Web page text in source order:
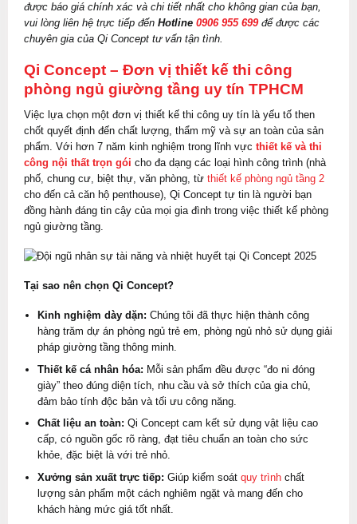
được báo giá chính xác và chi tiết nhất cho không gian của bạn,
vui lòng liên hệ trực tiếp đến Hotline 0906 955 699để được các
chuyên gia của Qi Concept tư vấn tận tình.
Qi Concept – Đơn vị thiết kế thi công
phòng ngủ giường tầng uy tín TPHCM
Việc lựa chọn một đơn vị thiết kế thi công uy tín là yếu tố then
chốt quyết định đến chất lượng, thẩm mỹ và sự an toàn của sản
phẩm. Với hơn 7 năm kinh nghiệm trong lĩnh vực thiết kế và thi
công nội thất trọn gói cho đa dạng các loại hình công trình (nhà
phố, chung cư, biệt thự, văn phòng, từ thiết kế phòng ngủ tầng 2
cho đến cả căn hộ penthouse), Qi Concept tự tin là người bạn
đồng hành đáng tin cậy của mọi gia đình trong việc thiết kế phòng
ngủ giường tầng.
Tại sao nên chọn Qi Concept?
Kinh nghiệm dày dặn: Chúng tôi đã thực hiện thành công
hàng trăm dự án phòng ngủ trẻ em, phòng ngủ nhỏ sử dụng giải
pháp giường tầng thông minh.
Thiết kế cá nhân hóa: Mỗi sản phẩm đều được “đo ni đóng
giày” theo đúng diện tích, nhu cầu và sở thích của gia chủ,
đảm bảo tính độc bản và tối ưu công năng.
Chất liệu an toàn: Qi Concept cam kết sử dụng vật liệu cao
cấp, có nguồn gốc rõ ràng, đạt tiêu chuẩn an toàn cho sức
khỏe, đặc biệt là với trẻ nhỏ.
Xưởng sản xuất trực tiếp: Giúp kiểm soát quy trìnhchất
lượng sản phẩm một cách nghiêm ngặt và mang đến cho
khách hàng mức giá tốt nhất.